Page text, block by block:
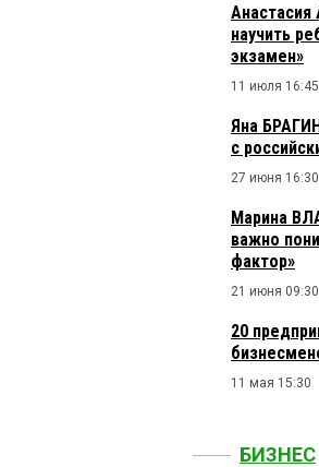
научить
экзамен»
11 июля 16:45
Яна
с
27 июня 16:30
Марина
важно
фактор»
21 июня 09:30
20
11 мая 15:30
БИЗНЕС